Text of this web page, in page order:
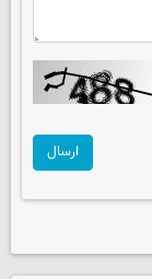
ارسال